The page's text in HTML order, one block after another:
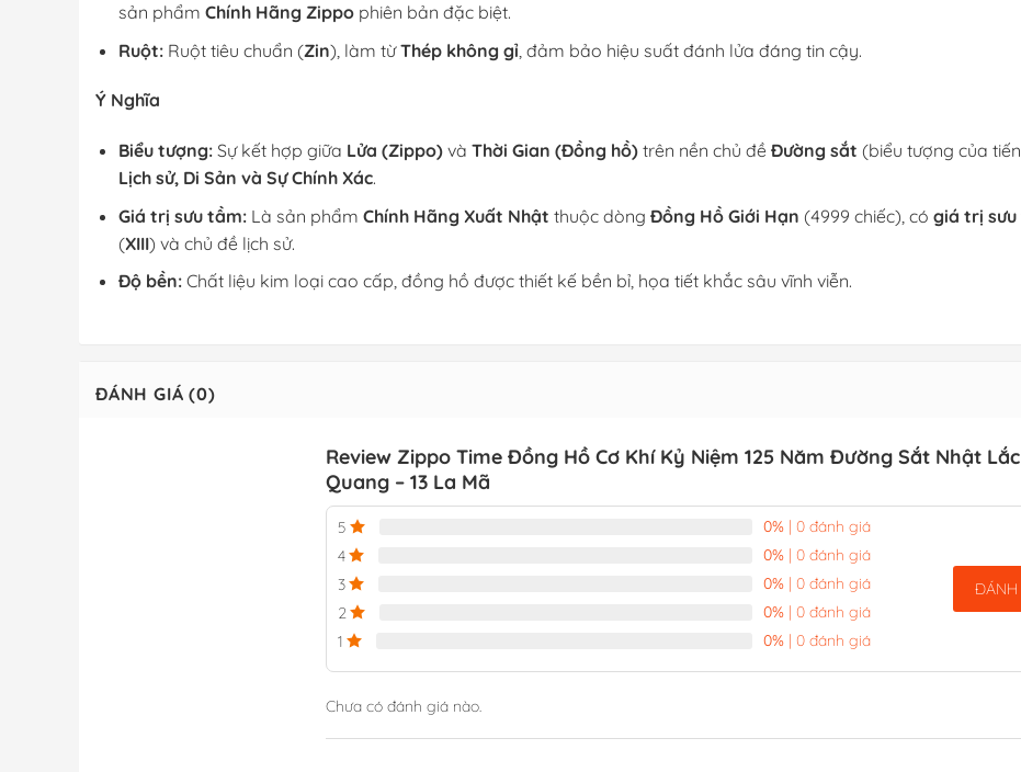
sản phẩm Chính Hãng Zippophiên bản đặc biệt.
Ruột:Ruột tiêu chuẩn (Zin), làm từThép không gỉ, đảm bảo hiệu suất đánh lửa đáng tin cậy.
Ý Nghĩa
Biểu tượng:Sự kết hợp giữa Lửa (Zippo)và Thời Gian (Đồng hồ)trên nền chủ đề Đường sắt (biểu tượng của
Lịch sử, Di Sản và Sự Chính Xác.
Giá trị sưu tầm:Là sản phẩm Chính Hãng Xuất Nhật thuộc dòng Đồng Hồ Giới Hạn (4999 chiếc), có giá trị
(XIII) và chủ đề lịch sử.
Độ bền:Chất liệu kim loại cao cấp, đồng hồ được thiết kế bền bỉ, họa tiết khắc sâu vĩnh viễn.
ĐÁNH GIÁ (0)
Review Zippo Time Đồng Hồ Cơ Khí Kỷ Niệm 125 Năm Đường Sắt Nhật
Quang – 13 La Mã
5 0% | 0 đánh giá
4
0% | 0 đánh giá
3
0% | 0 đánh giá
2
0% | 0 đánh giá
1
0% | 0 đánh giá
ĐÁNH
Chưa có đánh giá nào.